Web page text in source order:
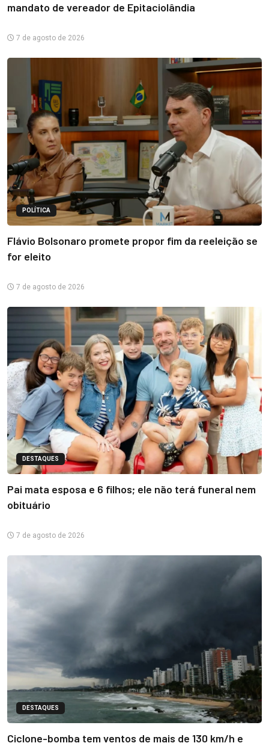
mandato de vereador de Epitaciolândia
7 de agosto de 2026
POLÍTICA
Flávio Bolsonaro promete propor fim da reeleição se
for eleito
7 de agosto de 2026
DESTAQUES
Pai mata esposa e 6 filhos; ele não terá funeral nem
obituário
7 de agosto de 2026
DESTAQUES
Ciclone-bomba tem ventos de mais de 130 km/h e